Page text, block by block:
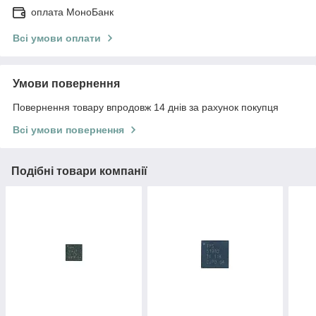
оплата МоноБанк
Всі умови оплати
Умови повернення
Повернення товару впродовж 14 днів за рахунок покупця
Всі умови повернення
Подібні товари компанії